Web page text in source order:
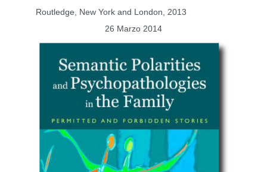
Routledge, New York and London, 2013
26 Marzo 2014